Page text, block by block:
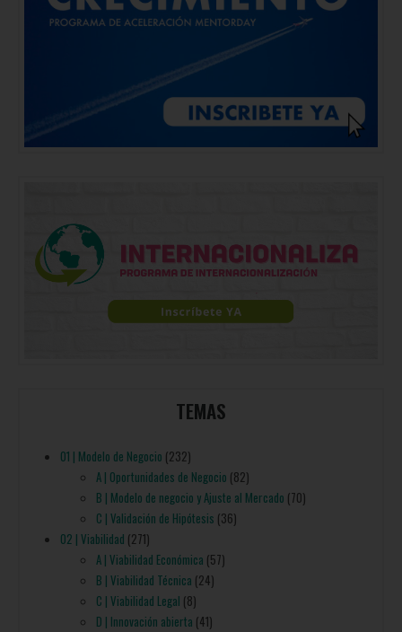
TEMAS
01 | Modelo de Negocio (232)
A | Oportunidades de Negocio (82)
B | Modelo de negocio y Ajuste al Mercado (70)
C | Validación de Hipótesis (36)
02 | Viabilidad (271)
A | Viabilidad Económica (57)
B | Viabilidad Técnica (24)
C | Viabilidad Legal (8)
D | Innovación abierta (41)